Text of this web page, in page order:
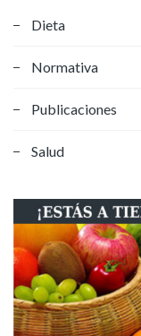
Dieta
Normativa
Publicaciones
Salud